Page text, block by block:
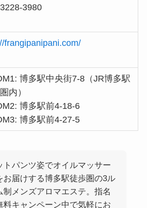
3980
frangipanipani.com/
博多駅中央街7-8（JR博多駅
内）
博多駅前4-18-6
博多駅前4-27-5
トパンツ姿でオイルマッサー
お届けする博多駅徒歩圏の3ル
制メンズアロマエステ。指名
料キャンペーン中で気軽にお